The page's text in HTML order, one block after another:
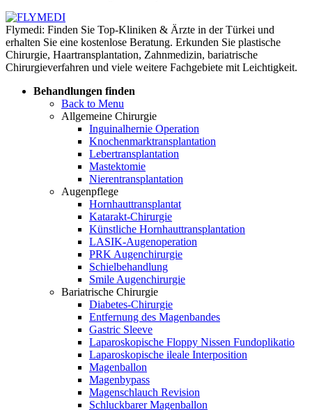
Flymedi: Finden Sie Top-Kliniken & Ärzte in der Türkei und
erhalten Sie eine kostenlose Beratung. Erkunden Sie plastische
Chirurgie, Haartransplantation, Zahnmedizin, bariatrische
Chirurgieverfahren und viele weitere Fachgebiete mit Leichtigkeit.
Behandlungen finden
Back to Menu
Allgemeine Chirurgie
Inguinalhernie Operation
Knochenmarktransplantation
Lebertransplantation
Mastektomie
Nierentransplantation
Augenpflege
Hornhauttransplantat
Katarakt-Chirurgie
Künstliche Hornhauttransplantation
LASIK-Augenoperation
PRK Augenchirurgie
Schielbehandlung
Smile Augenchirurgie
Bariatrische Chirurgie
Diabetes-Chirurgie
Entfernung des Magenbandes
Gastric Sleeve
Laparoskopische Floppy Nissen Fundoplikatio
Laparoskopische ileale Interposition
Magenballon
Magenbypass
Magenschlauch Revision
Schluckbarer Magenballon